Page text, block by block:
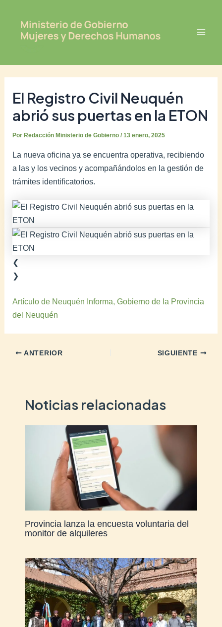
contenido
El Registro Civil Neuquén
abrió sus puertas en la ETON
Por Redacción Ministerio de Gobierno/13 enero, 2025
La nueva oficina ya se encuentra operativa, recibiendo
a las y los vecinos y acompañándolos en la gestión de
trámites identificatorios.
❮
❯
Artículo de Neuquén Informa, Gobierno de la Provincia
del Neuquén
navigation
ANTERIOR SIGUIENTE
Noticias relacionadas
Provincia lanza la encuesta voluntaria del
monitor de alquileres